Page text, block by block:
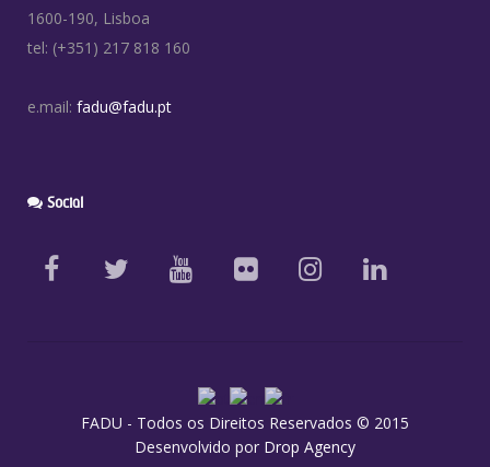
1600-190, Lisboa
tel: (+351) 217 818 160
e.mail: fadu@fadu.pt
Social
FADU - Todos os Direitos Reservados © 2015
Desenvolvido por Drop Agency